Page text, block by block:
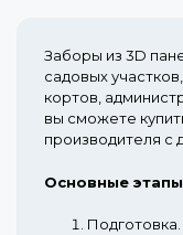
Заборы из 3D
садовых
кортов,
вы сможете
производителя с
Основные
Подготовка.